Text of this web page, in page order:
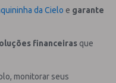
da Cielo e garante
financeiras que
monitorar seus